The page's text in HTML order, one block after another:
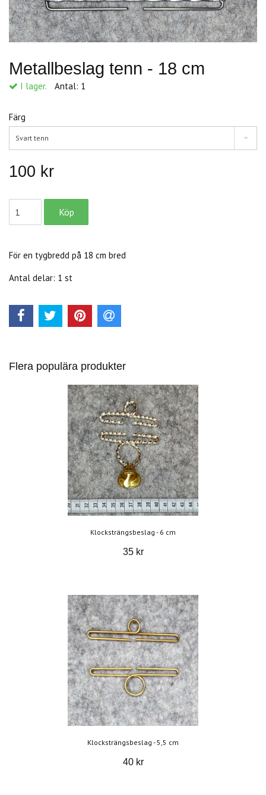
Metallbeslag tenn - 18 cm
I lager. Antal: 1
Färg
Svart tenn
100 kr
För en tygbredd på 18 cm bred
Antal delar: 1 st
Flera populära produkter
Klocksträngsbeslag - 6 cm
35 kr
Klocksträngsbeslag - 5,5 cm
40 kr